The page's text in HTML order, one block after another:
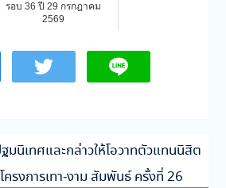
รอบ 36 ปี 29 กรกฎาคม
2569
มนิเทศและกล่าวให้โอวาทตัวแทนนิสิต
ครงการเทา-งาม สัมพันธ์ ครั้งที่ 26